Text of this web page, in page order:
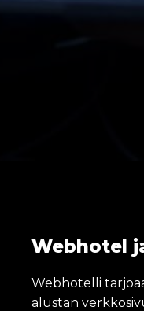
Webhotel
Webhotelli
alustan